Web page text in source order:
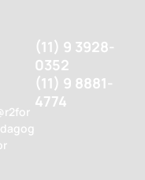
(11) 9 3928-
0352
(11) 9 8881-
4774